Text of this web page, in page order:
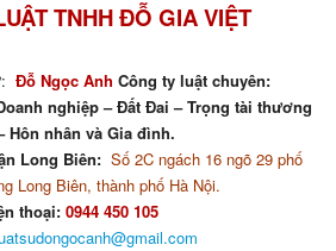
TNHH ĐỖ GIA VIỆT
Đỗ Ngọc Anh Công ty luật chuyên:
nghiệp – Đất Đai – Trọng tài thương
Hôn nhân và Gia đình.
Long Biên: Số 2C ngách 16 ngõ 29 phố
Long Biên, thành phố Hà Nội.
thoại: 0944 450 105